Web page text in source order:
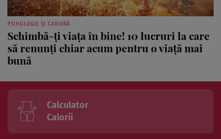
PSIHOLOGIE ȘI CARIERĂ
Schimbă-ți viața în bine! 10 lucruri la care
să renunți chiar acum pentru o viață mai
bună
Calculator
Calorii